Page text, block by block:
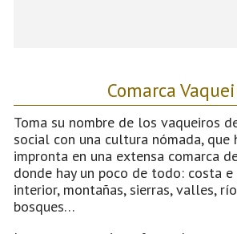
Comarca
Toma su nombre de los vaqueiros
social con una cultura nómada, que
impronta en una extensa comarca
donde hay un poco de todo: costa
interior, montañas, sierras, valles,
bosques…